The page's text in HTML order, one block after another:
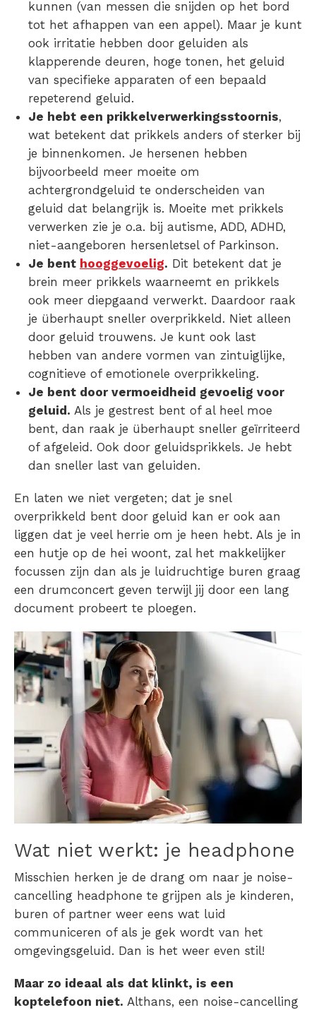
kunnen (van messen die snijden op het bord
tot het afhappen van een appel). Maar je kunt
ook irritatie hebben door geluiden als
klapperende deuren, hoge tonen, het geluid
van specifieke apparaten of een bepaald
repeterend geluid.
Je hebt een prikkelverwerkingsstoornis,
wat betekent dat prikkels anders of sterker bij
je binnenkomen. Je hersenen hebben
bijvoorbeeld meer moeite om
achtergrondgeluid te onderscheiden van
geluid dat belangrijk is. Moeite met prikkels
verwerken zie je o.a. bij autisme, ADD, ADHD,
niet-aangeboren hersenletsel of Parkinson.
Je bent hooggevoelig. Dit betekent dat je
brein meer prikkels waarneemt en prikkels
ook meer diepgaand verwerkt. Daardoor raak
je überhaupt sneller overprikkeld. Niet alleen
door geluid trouwens. Je kunt ook last
hebben van andere vormen van zintuiglijke,
cognitieve of emotionele overprikkeling.
Je bent door vermoeidheid gevoelig voor
geluid . Als je gestrest bent of al heel moe
bent, dan raak je überhaupt sneller geïrriteerd
of afgeleid. Ook door geluidsprikkels. Je hebt
dan sneller last van geluiden.
En laten we niet vergeten; dat je snel
overprikkeld bent door geluid kan er ook aan
liggen dat je veel herrie om je heen hebt. Als je in
een hutje op de hei woont, zal het makkelijker
focussen zijn dan als je luidruchtige buren graag
een drumconcert geven terwijl jij door een lang
document probeert te ploegen.
Wat niet werkt: je headphone
Misschien herken je de drang om naar je noise-
cancelling headphone te grijpen als je kinderen,
buren of partner weer eens wat luid
communiceren of als je gek wordt van het
omgevingsgeluid. Dan is het weer even stil!
Maar zo ideaal als dat klinkt, is een
koptelefoon niet. Althans, een noise-cancelling